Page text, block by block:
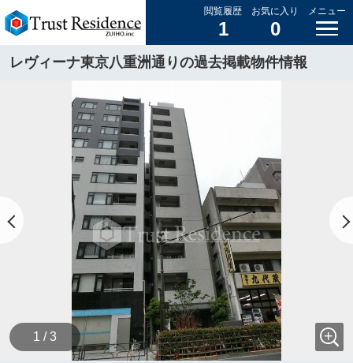
閲覧履歴
1
お気に入り
0
メニュー
レヴィーナ東京八重洲通りの過去掲載物件情報
1 / 3